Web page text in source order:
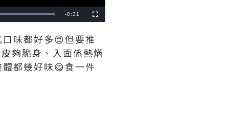
Remaining
-0:31 Fullscreen
味都好多😍但要推
夠脆身、入面係熱焫
都幾好味😋食一件